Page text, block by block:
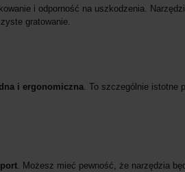
i odporność na uszkodzenia.
gratowanie.
i ergonomiczna. To szczególnie istotne
. Możesz mieć pewność, że narzędzia